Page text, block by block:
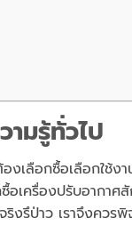
มรู้ทั่วไป
เลือกซื้อเลือกใช้ง
อเครื่องปรับอากา
ริงรึป่าว เราจึงคว